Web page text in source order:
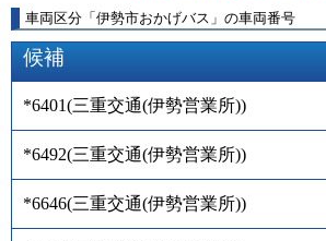
車両区分 「 伊勢市おかげバス 」 の車両番号
候補
*6401(三重交通(伊勢営業所))
*6492(三重交通(伊勢営業所))
*6646(三重交通(伊勢営業所))